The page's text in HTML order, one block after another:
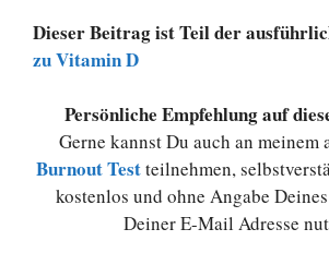
Dieser Beitrag ist Teil der
zu Vitamin D
Persönliche Empfehlung auf
Gerne kannst Du auch an meinem
Burnout Testteilnehmen,
kostenlos und ohne Angabe
Deiner E-Mail Adresse